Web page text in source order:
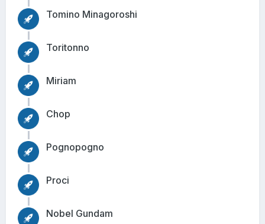
Tomino Minagoroshi
Toritonno
Miriam
Chop
Pognopogno
Proci
Nobel Gundam